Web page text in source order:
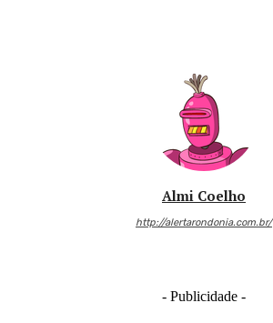
Almi Coelho
http://alertarondonia.com.br/
- Publicidade -